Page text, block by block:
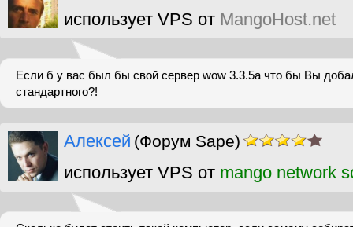
использует VPS от MangoHost.net
Если б у вас был бы свой сервер wow 3.3.5а что бы Вы
стандартного?!
Алексей (Форум Sape)
использует VPS от mango network